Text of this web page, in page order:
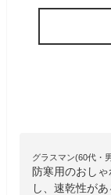
グラスマン(60代・
防寒用のおし
し、速乾性が